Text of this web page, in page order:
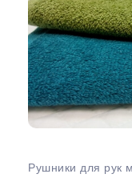
Рушники для рук